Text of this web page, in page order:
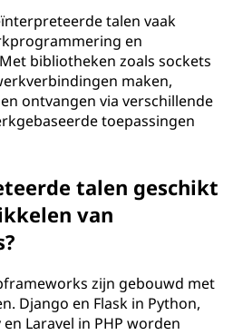
talen vaak
en
bibliotheken zoals sockets
maken,
ontvangen via verschillende
toepassingen
talen geschikt
van
zijn gebouwd met
Django en Flask in Python,
en Laravel in PHP worden